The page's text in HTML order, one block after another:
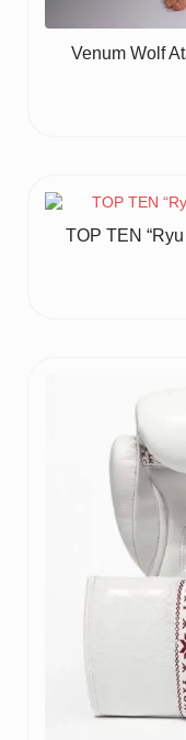
Venum Wolf
TOP TEN